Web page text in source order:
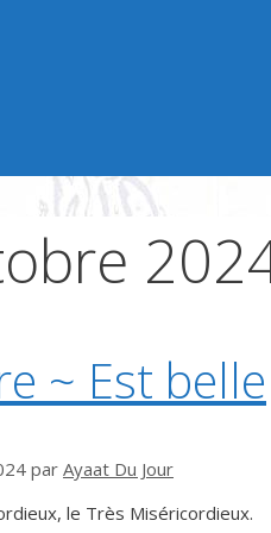
~ Est belle
par Ayaat Du Jour
le Très Miséricordieux.